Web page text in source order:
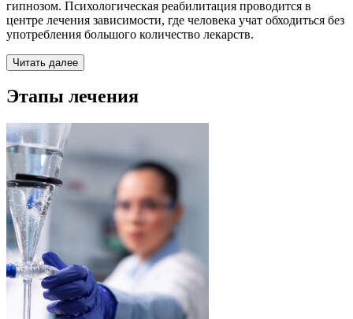
гипнозом. Психологическая реабилитация проводится в
центре лечения зависимости, где человека учат обходиться без
употребления большого количество лекарств.
Читать далее
Этапы лечения